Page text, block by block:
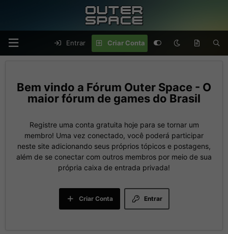
Entrar Criar Conta
Fórum Outer Space - O
maior fórum de games do Brasil
Registre uma conta gratuita hoje para se tornar um
membro! Uma vez conectado, você poderá participar
neste site adicionando seus próprios tópicos e postagens,
além de se conectar com outros membros por meio de sua
própria caixa de entrada privada!
Entrar
Criar Conta